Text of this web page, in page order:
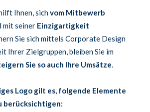
Ihnen, sichvom Mitbewerb
mit seiner Einzigartigkeit
Sie sich mittels Corporate Design
Ihrer Zielgruppen, bleiben Sie im
Sie so auch Ihre Umsätze.
Logo gilt es, folgende Elemente
berücksichtigen: